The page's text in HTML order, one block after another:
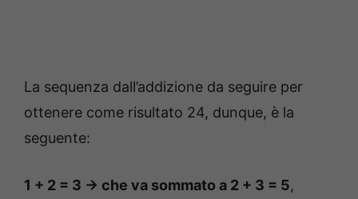
La sequenza dall’addizione da seguire per
ottenere come risultato 24, dunque, è la
seguente:
1 + 2 = 3 -> che va sommato a 2 + 3 = 5,